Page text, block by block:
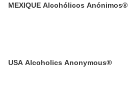
MEXIQUE Alcohólicos Anónimos®
USA Alcoholics Anonymous®